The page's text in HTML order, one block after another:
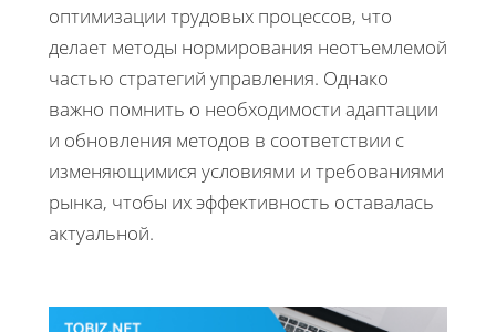
оптимизации трудовых процессов, что
делает методы нормирования неотъемлемой
частью стратегий управления. Однако
важно помнить о необходимости адаптации
и обновления методов в соответствии с
изменяющимися условиями и требованиями
рынка, чтобы их эффективность оставалась
актуальной.